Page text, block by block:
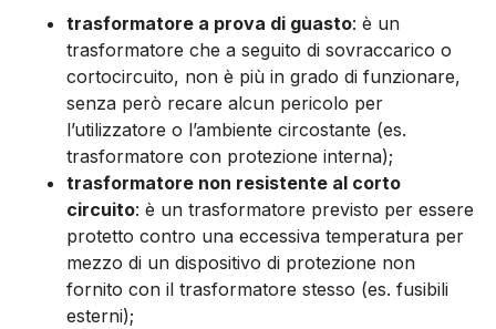
trasformatore a prova di guasto: è un
trasformatore che a seguito di sovraccarico o
cortocircuito, non è più in grado di funzionare,
senza però recare alcun pericolo per
l’utilizzatore o l’ambiente circostante (es.
trasformatore con protezione interna);
trasformatore non resistente al corto
circuito: è un trasformatore previsto per essere
protetto contro una eccessiva temperatura per
mezzo di un dispositivo di protezione non
fornito con il trasformatore stesso (es. fusibili
esterni);